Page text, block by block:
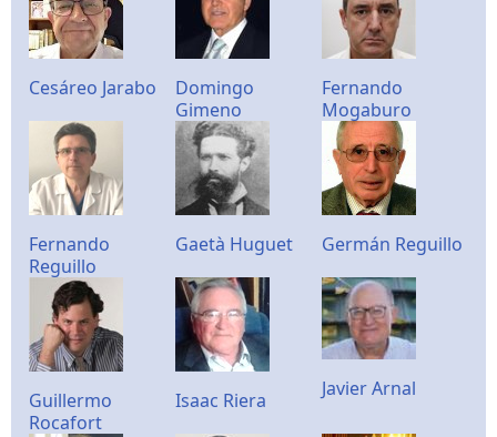
Cesáreo Jarabo
Domingo
Gimeno
Fernando
Mogaburo
Fernando
Reguillo
Gaetà Huguet Germán Reguillo
Guillermo
Rocafort
Isaac Riera Javier Arnal